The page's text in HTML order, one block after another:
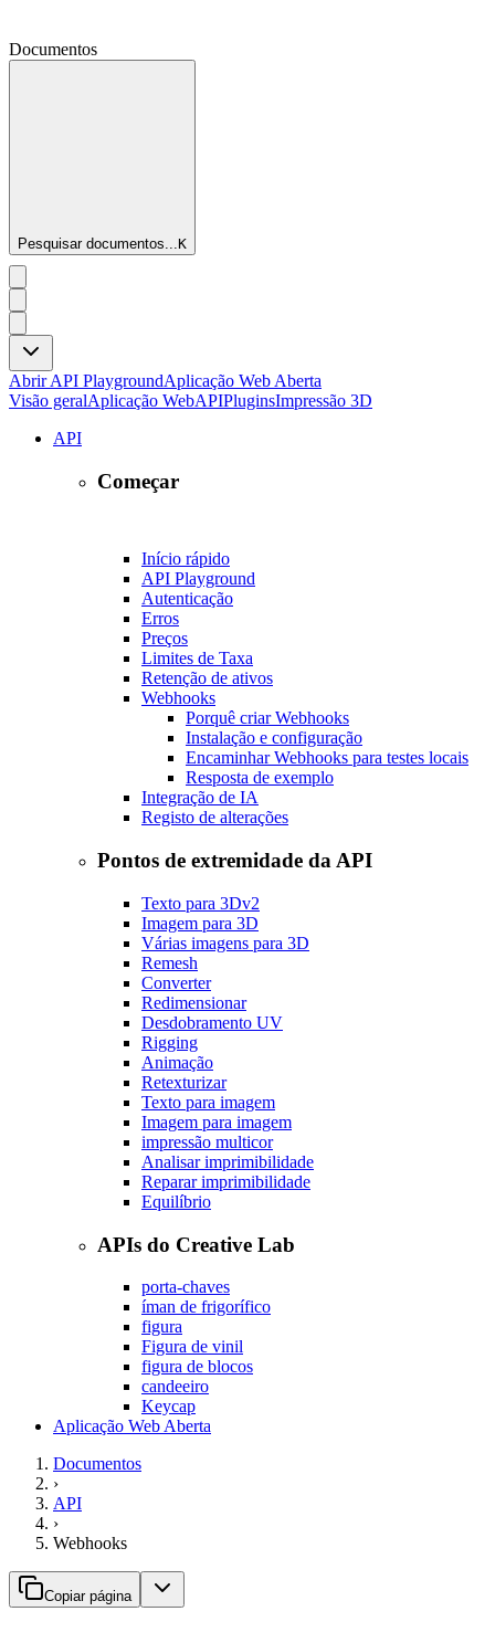
Documentos
Pesquisar documentos...K
Abrir API PlaygroundAplicação Web Aberta
Visão geralAplicação WebAPIPluginsImpressão 3D
API
Começar
Início rápido
API Playground
Autenticação
Erros
Preços
Limites de Taxa
Retenção de ativos
Webhooks
Porquê criar Webhooks
Instalação e configuração
Encaminhar Webhooks para testes locais
Resposta de exemplo
Integração de IA
Registo de alterações
Pontos de extremidade da API
Texto para 3Dv2
Imagem para 3D
Várias imagens para 3D
Remesh
Converter
Redimensionar
Desdobramento UV
Rigging
Animação
Retexturizar
Texto para imagem
Imagem para imagem
impressão multicor
Analisar imprimibilidade
Reparar imprimibilidade
Equilíbrio
APIs do Creative Lab
porta-chaves
íman de frigorífico
figura
Figura de vinil
figura de blocos
candeeiro
Keycap
Aplicação Web Aberta
Documentos
›
API
›
Webhooks
Copiar página